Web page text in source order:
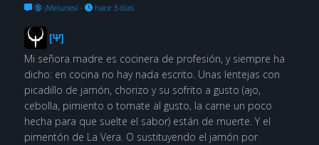
🔞 ¡Melunes! · hace 3 días
[Ψ]
Mi señora madre es cocinera de profesión, y siempre ha
dicho: en cocina no hay nada escrito. Unas lentejas con
picadillo de jamón, chorizo y su sofrito a gusto (ajo,
cebolla, pimiento o tomate al gusto, la carne un poco
hecha para que suelte el sabor) están de muerte. Y el
pimentón de La Vera. O sustituyendo el jamón por